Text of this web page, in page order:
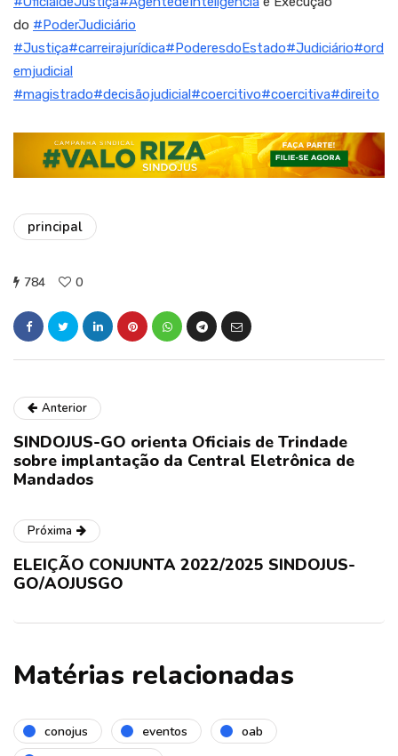
do #PoderJudiciário
#Justiça#carreirajurídica#PoderesdoEstado#Judiciário#ord
emjudicial
#magistrado#decisãojudicial#coercitivo#coercitiva#direito
principal
784 0
Anterior
SINDOJUS-GO orienta Oficiais de Trindade
sobre implantação da Central Eletrônica de
Mandados
Próxima
ELEIÇÃO CONJUNTA 2022/2025 SINDOJUS-
GO/AOJUSGO
Matérias relacionadas
conojus eventos
oab